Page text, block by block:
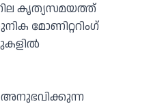
കൃത്യസമയത്ത്
മോണിറ്ററിംഗ്
അനുഭവിക്കുന്ന